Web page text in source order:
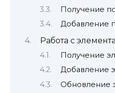
Получение
Добавление
Работа с
Получение
Добавление
Обновление